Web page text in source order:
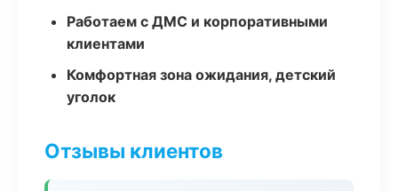
Работаем с ДМС и корпоративными
клиентами
Комфортная зона ожидания, детский
уголок
Отзывы клиентов